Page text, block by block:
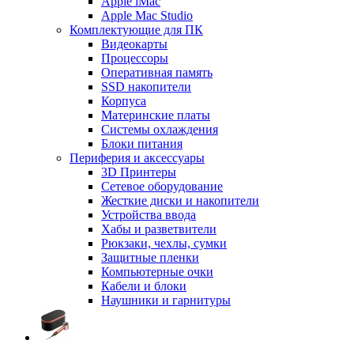
Apple Mac Studio
Комплектующие для ПК
Видеокарты
Процессоры
Оперативная память
SSD накопители
Корпуса
Материнские платы
Системы охлаждения
Блоки питания
Периферия и аксессуары
3D Принтеры
Сетевое оборудование
Жесткие диски и накопители
Устройства ввода
Хабы и разветвители
Рюкзаки, чехлы, сумки
Защитные пленки
Компьютерные очки
Кабели и блоки
Наушники и гарнитуры